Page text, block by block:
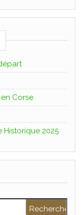
Corse
Historique 2025